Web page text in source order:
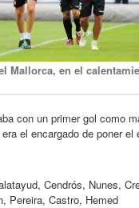
Mallorca, en el
con un primer gol como
el encargado de poner el
Cendrós, Nunes,
Pereira, Castro, Hemed